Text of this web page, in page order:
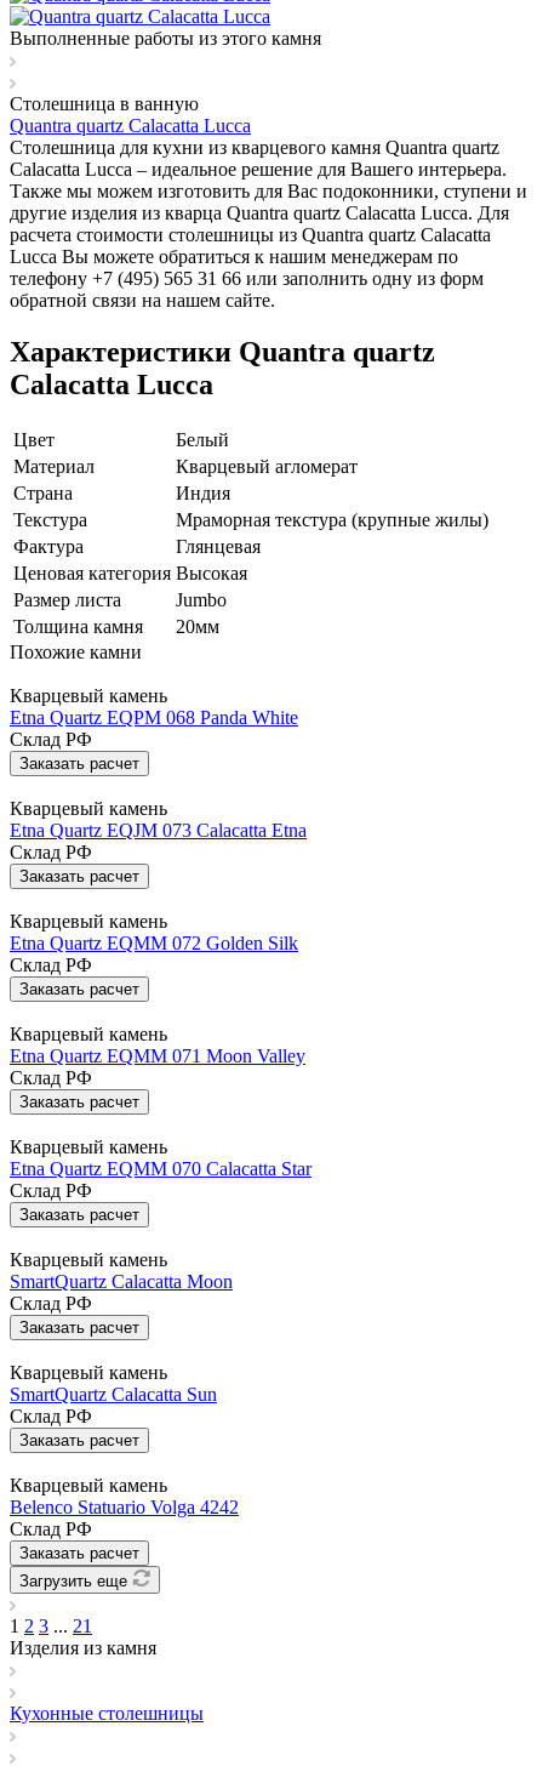
Выполненные работы из этого камня
Столешница в ванную
Quantra quartz Calacatta Lucca
Столешница для кухни из кварцевого камня Quantra quartz
Calacatta Lucca – идеальное решение для Вашего интерьера.
Также мы можем изготовить для Вас подоконники, ступени и
другие изделия из кварца Quantra quartz Calacatta Lucca. Для
расчета стоимости столешницы из Quantra quartz Calacatta
Lucca Вы можете обратиться к нашим менеджерам по
телефону +7 (495) 565 31 66 или заполнить одну из форм
обратной связи на нашем сайте.
Характеристики Quantra quartz
Calacatta Lucca
Цвет
Белый
Материал
Кварцевый агломерат
Страна
Индия
Текстура
Мраморная текстура (крупные жилы)
Фактура
Глянцевая
Ценовая категория Высокая
Размер листа
Jumbo
Толщина камня
20мм
Похожие камни
Кварцевый камень
Etna Quartz EQPM 068 Panda White
Склад РФ
Заказать расчет
Кварцевый камень
Etna Quartz EQJM 073 Calacatta Etna
Склад РФ
Заказать расчет
Кварцевый камень
Etna Quartz EQMM 072 Golden Silk
Склад РФ
Заказать расчет
Кварцевый камень
Etna Quartz EQMM 071 Moon Valley
Склад РФ
Заказать расчет
Кварцевый камень
Etna Quartz EQMM 070 Calacatta Star
Склад РФ
Заказать расчет
Кварцевый камень
SmartQuartz Calacatta Moon
Склад РФ
Заказать расчет
Кварцевый камень
SmartQuartz Calacatta Sun
Склад РФ
Заказать расчет
Кварцевый камень
Belenco Statuario Volga 4242
Склад РФ
Заказать расчет
Загрузить еще
1 2 3 ... 21
Изделия из камня
Кухонные столешницы